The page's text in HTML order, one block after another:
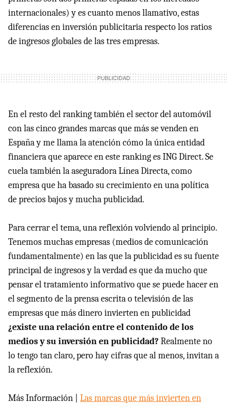
internacionales) y es cuanto menos llamativo, estas
diferencias en inversión publicitaria respecto los ratios
de ingresos globales de las tres empresas.
En el resto del ranking también el sector del automóvil
con las cinco grandes marcas que más se venden en
España y me llama la atención cómo la única entidad
financiera que aparece en este ranking esINGDirect. Se
cuela también la aseguradora Línea Directa, como
empresa que ha basado su crecimiento en una política
de precios bajos y mucha publicidad.
Para cerrar el tema, una reflexión volviendo al principio.
Tenemos muchas empresas (medios de comunicación
fundamentalmente) en las que la publicidad es su fuente
principal de ingresos y la verdad es que da mucho que
pensar el tratamiento informativo que se puede hacer en
el segmento de la prensa escrita o televisión de las
empresas que más dinero invierten en publicidad
¿existe una relación entre el contenido de los
medios y su inversión en publicidad?Realmente no
lo tengo tan claro, pero hay cifras que al menos, invitan a
la reflexión.
Más Información | Las marcas que más invierten en